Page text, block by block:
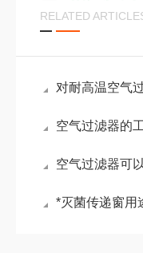
RELATED
对耐高温空气过滤
空气过滤器的工
空气过滤器可
*灭菌传递窗用